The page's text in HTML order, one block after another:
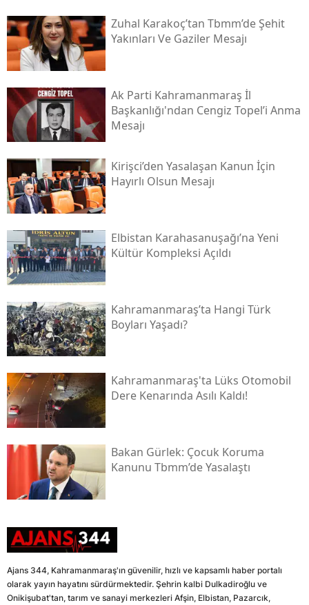
Zuhal Karakoç’tan Tbmm’de Şehit
Yakınları Ve Gaziler Mesajı
Ak Parti Kahramanmaraş İl
Başkanlığı'ndan Cengiz Topel’i Anma
Mesajı
Kirişci’den Yasalaşan Kanun İçin
Hayırlı Olsun Mesajı
Elbistan Karahasanuşağı’na Yeni
Kültür Kompleksi Açıldı
Kahramanmaraş’ta Hangi Türk
Boyları Yaşadı?
Kahramanmaraş'ta Lüks Otomobil
Dere Kenarında Asılı Kaldı!
Bakan Gürlek: Çocuk Koruma
Kanunu Tbmm’de Yasalaştı
Ajans 344, Kahramanmaraş'ın güvenilir, hızlı ve kapsamlı haber portalı
olarak yayın hayatını sürdürmektedir. Şehrin kalbi Dulkadiroğlu ve
Onikişubat'tan, tarım ve sanayi merkezleri Afşin, Elbistan, Pazarcık,